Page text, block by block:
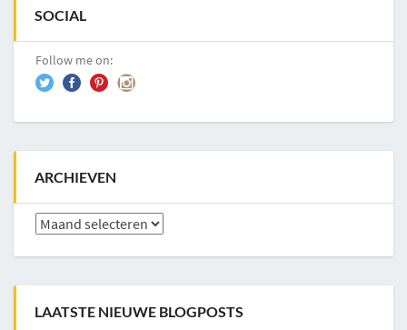
SOCIAL
Follow me on:
ARCHIEVEN
Archieven
LAATSTE NIEUWE BLOGPOSTS